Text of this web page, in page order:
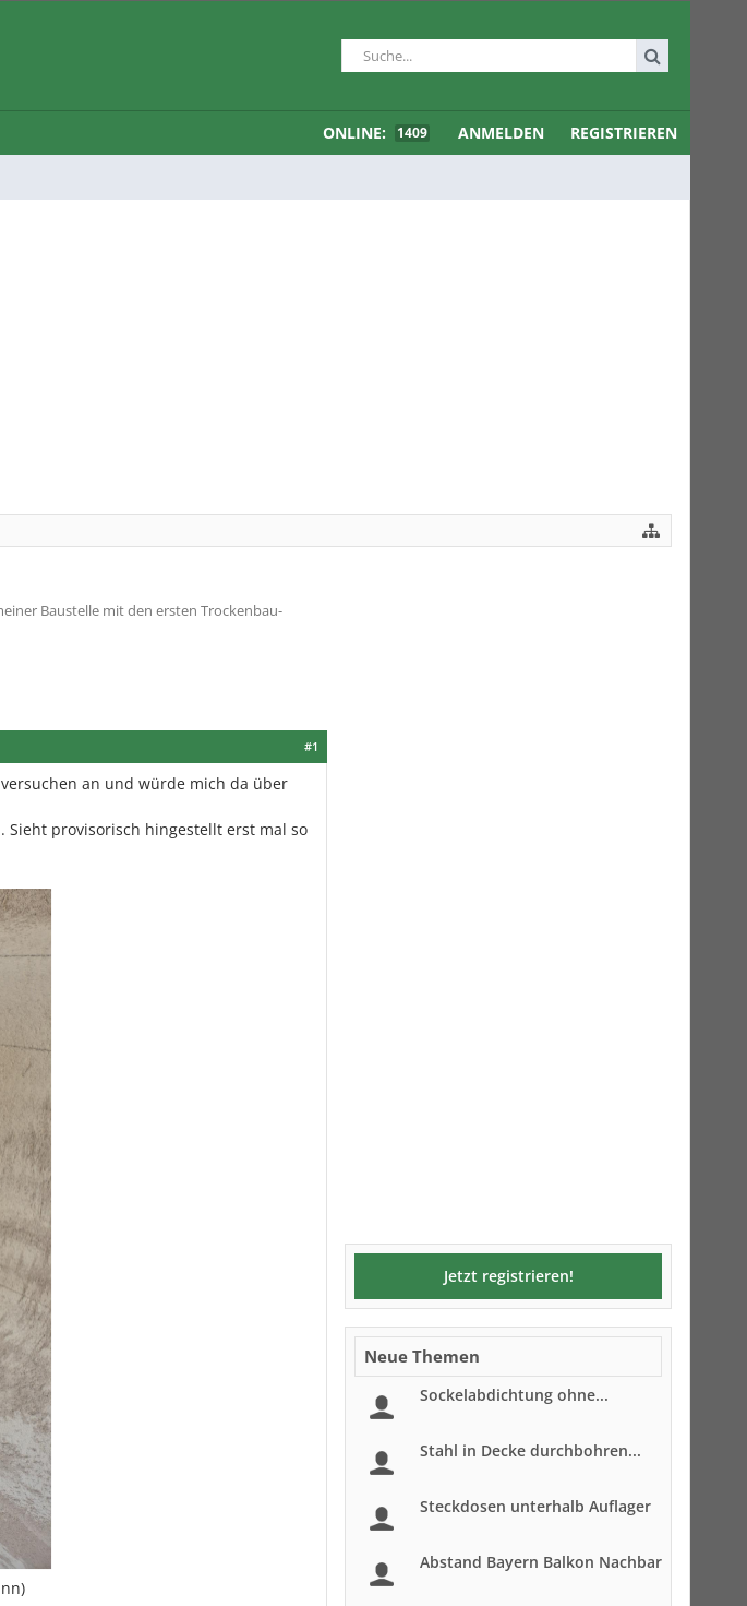
ONLINE: 1409 ANMELDEN REGISTRIEREN
Baustelle mit den ersten Trockenbau-
#1
an und würde mich da über
Sieht provisorisch hingestellt erst mal so
Jetzt registrieren!
Neue Themen
Sockelabdichtung ohne...
Stahl in Decke durchbohren...
Steckdosen unterhalb Auflager
Abstand Bayern Balkon Nachbar